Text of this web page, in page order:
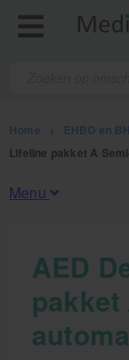
Home EHBO en
Lifeline pakket A
Menu
Massage
AED
pakket